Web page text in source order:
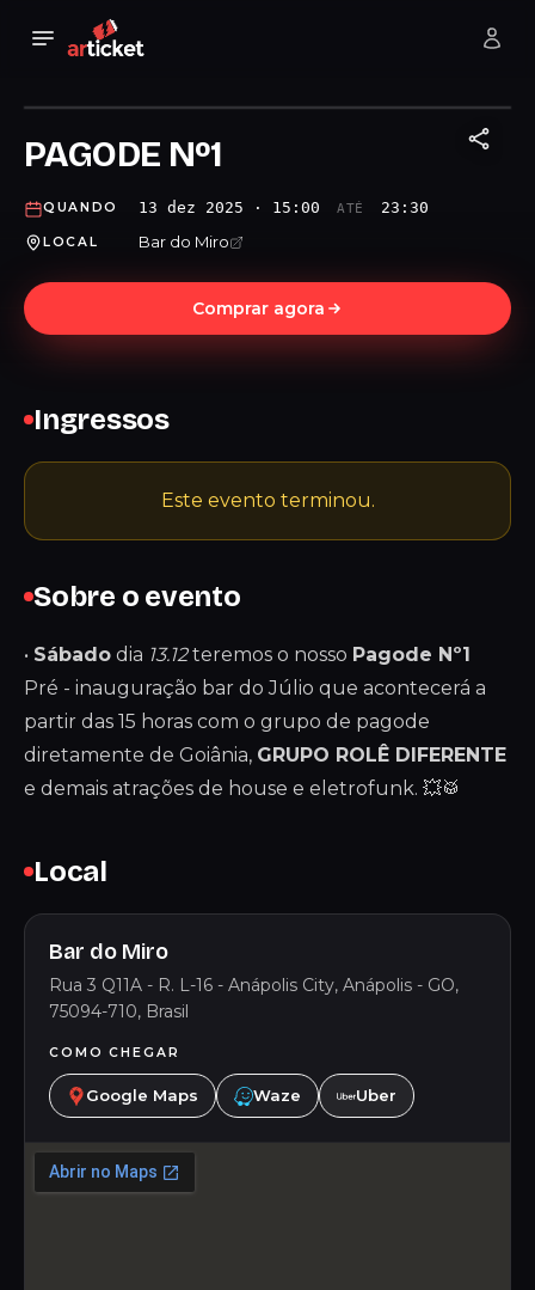
PAGODE Nº1
QUANDO 13 dez 2025 · 15:00 ATÉ 23:30
LOCAL Bar do Miro
Comprar agora
Sobre o evento
• Sábado dia 13.12teremos o nosso Pagode Nº1
Pré - inauguração bar do Júlio que acontecerá a
partir das 15 horas com o grupo de pagode
diretamente de Goiânia, GRUPO ROLÊ DIFERENTE
e demais atrações de house e eletrofunk. 💥🥁
Local
Bar do Miro
Rua 3 Q11A - R. L-16 - Anápolis City, Anápolis - GO,
75094-710, Brasil
COMO CHEGAR
Google Maps Waze Uber
Ingressos
Este evento terminou.